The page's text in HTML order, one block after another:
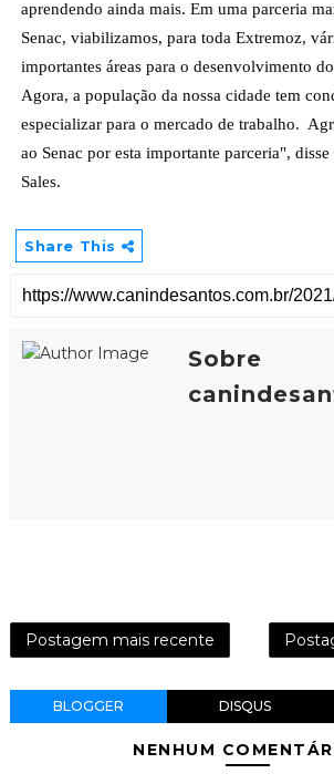
aprendendo ainda mais. Em uma parceria
Senac, viabilizamos, para toda Extremoz,
importantes áreas para o desenvolvimento
Agora, a população da nossa cidade tem
especializar para o mercado de trabalho.
ao Senac por esta importante parceria", disse
Sales.
Share This
Sobre
Postagem mais recente
BLOGGER DISQUS
NENHUM